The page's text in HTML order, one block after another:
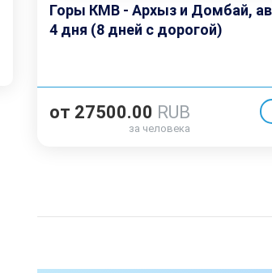
Горы КМВ - Архыз и Домбай,
4 дня (8 дней с дорогой)
от 27500.00 RUB
за человека